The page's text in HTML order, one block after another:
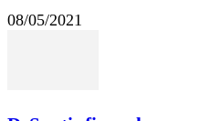
08/05/2021